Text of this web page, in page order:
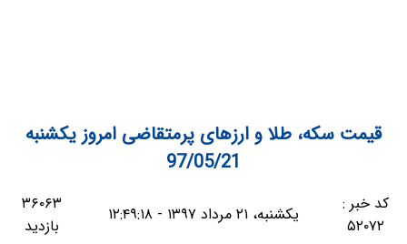
قیمت سکه، طلا و ارزهای پرمتقاضی امروز یکشنبه
97/05/21
کد خبر :
۵۲۰۷۲
یکشنبه، ۲۱ مرداد ۱۳۹۷ - ۱۲:۴۹:۱۸
۳۶۰۶۳
بازدید